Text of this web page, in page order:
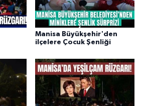
Manisa Büyükşehir'den
ilçelere Çocuk Şenliği